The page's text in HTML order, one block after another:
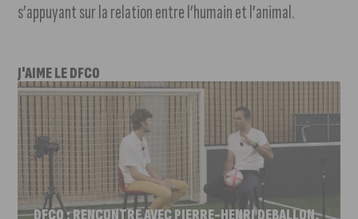
s’appuyant sur la relation entre l’humain et l’animal.
J'AIME LE DFCO
DFCO : RENCONTRE AVEC PIERRE-HENRI DEBALLON,